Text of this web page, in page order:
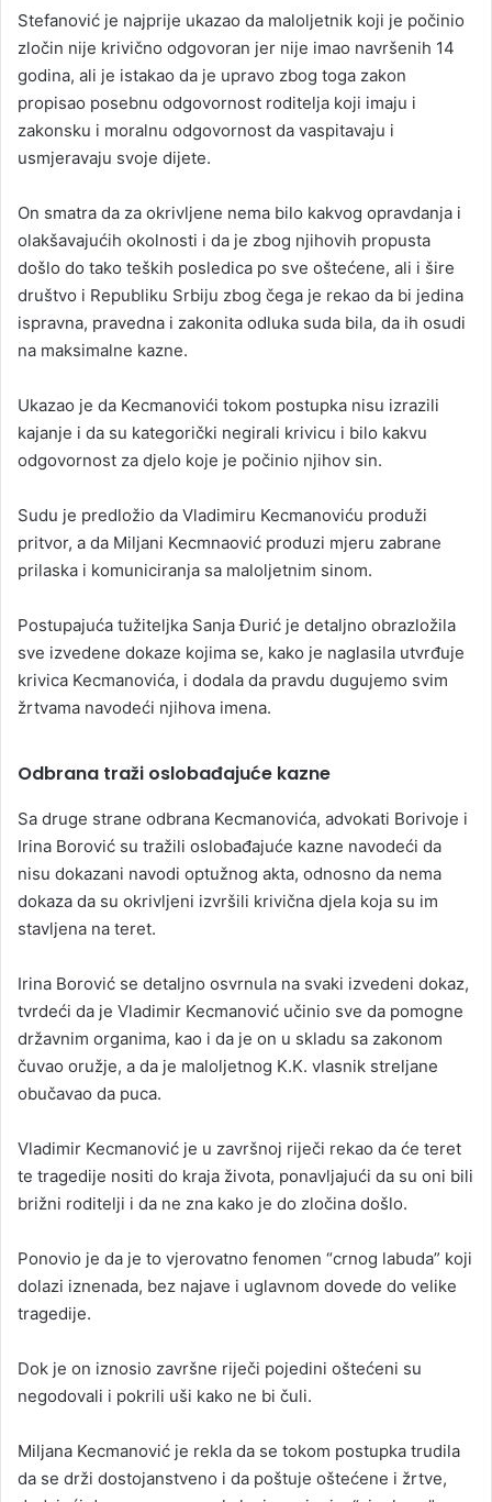
Stefanović je najprije ukazao da maloljetnik koji je počinio
zločin nije krivično odgovoran jer nije imao navršenih 14
godina, ali je istakao da je upravo zbog toga zakon
propisao posebnu odgovornost roditelja koji imaju i
zakonsku i moralnu odgovornost da vaspitavaju i
usmjeravaju svoje dijete.
On smatra da za okrivljene nema bilo kakvog opravdanja i
olakšavajućih okolnosti i da je zbog njihovih propusta
došlo do tako teških posledica po sve oštećene, ali i šire
društvo i Republiku Srbiju zbog čega je rekao da bi jedina
ispravna, pravedna i zakonita odluka suda bila, da ih osudi
na maksimalne kazne.
Ukazao je da Kecmanovići tokom postupka nisu izrazili
kajanje i da su kategorički negirali krivicu i bilo kakvu
odgovornost za djelo koje je počinio njihov sin.
Sudu je predložio da Vladimiru Kecmanoviću produži
pritvor, a da Miljani Kecmnaović produzi mjeru zabrane
prilaska i komuniciranja sa maloljetnim sinom.
Postupajuća tužiteljka Sanja Đurić je detaljno obrazložila
sve izvedene dokaze kojima se, kako je naglasila utvrđuje
krivica Kecmanovića, i dodala da pravdu dugujemo svim
žrtvama navodeći njihova imena.
Odbrana traži oslobađajuće kazne
Sa druge strane odbrana Kecmanovića, advokati Borivoje i
Irina Borović su tražili oslobađajuće kazne navodeći da
nisu dokazani navodi optužnog akta, odnosno da nema
dokaza da su okrivljeni izvršili krivična djela koja su im
stavljena na teret.
Irina Borović se detaljno osvrnula na svaki izvedeni dokaz,
tvrdeći da je Vladimir Kecmanović učinio sve da pomogne
državnim organima, kao i da je on u skladu sa zakonom
čuvao oružje, a da je maloljetnog K.K. vlasnik streljane
obučavao da puca.
Vladimir Kecmanović je u završnoj riječi rekao da će teret
te tragedije nositi do kraja života, ponavljajući da su oni bili
brižni roditelji i da ne zna kako je do zločina došlo.
Ponovio je da je to vjerovatno fenomen “crnog labuda” koji
dolazi iznenada, bez najave i uglavnom dovede do velike
tragedije.
Dok je on iznosio završne riječi pojedini oštećeni su
negodovali i pokrili uši kako ne bi čuli.
Miljana Kecmanović je rekla da se tokom postupka trudila
da se drži dostojanstveno i da poštuje oštećene i žrtve,